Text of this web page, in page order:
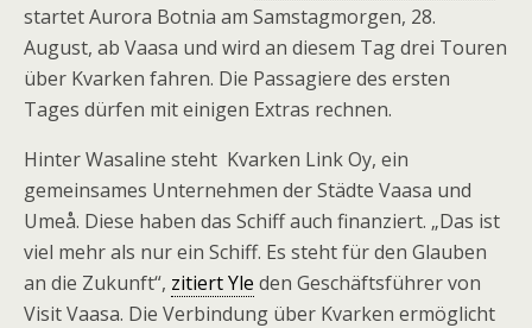
startet Aurora Botnia am Samstagmorgen, 28.
August, ab Vaasa und wird an diesem Tag drei Touren
über Kvarken fahren. Die Passagiere des ersten
Tages dürfen mit einigen Extras rechnen.
Hinter Wasaline steht Kvarken Link Oy, ein
gemeinsames Unternehmen der Städte Vaasa und
Umeå. Diese haben das Schiff auch finanziert. „Das ist
viel mehr als nur ein Schiff. Es steht für den Glauben
an die Zukunft“, zitiert Yle den Geschäftsführer von
Visit Vaasa. Die Verbindung über Kvarken ermöglicht